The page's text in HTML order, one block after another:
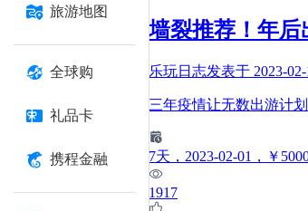
旅游地图
全球购
礼品卡
携程金融
墙裂推荐！年
乐玩日志发表于 2023-
三年疫情让无数出游计
7天 ，2023-02-01 ，￥
1917